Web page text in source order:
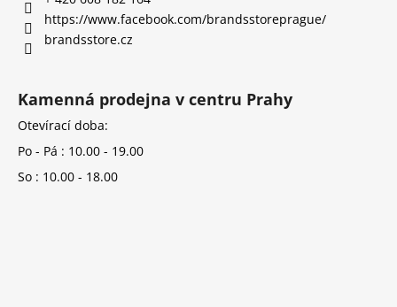
https://www.facebook.com/brandsstoreprague/
brandsstore.cz
Kamenná prodejna v centru Prahy
Otevírací doba:
Po - Pá : 10.00 - 19.00
So : 10.00 - 18.00